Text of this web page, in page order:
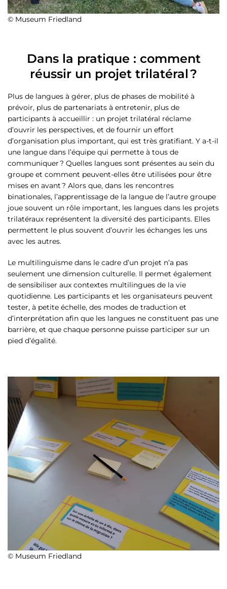
© Museum Friedland
Dans la pratique : comment
réussir un projet trilatéral ?
Plus de langues à gérer, plus de phases de mobilité à
prévoir, plus de partenariats à entretenir, plus de
participants à accueillir : un projet trilatéral réclame
d’ouvrir les perspectives, et de fournir un effort
d’organisation plus important, qui est très gratifiant. Y a-t-il
une langue dans l’équipe qui permette à tous de
communiquer ? Quelles langues sont présentes au sein du
groupe et comment peuvent-elles être utilisées pour être
mises en avant ? Alors que, dans les rencontres
binationales, l’apprentissage de la langue de l’autre groupe
joue souvent un rôle important, les langues dans les projets
trilatéraux représentent la diversité des participants. Elles
permettent le plus souvent d’ouvrir les échanges les uns
avec les autres.
Le multilinguisme dans le cadre d’un projet n’a pas
seulement une dimension culturelle. Il permet également
de sensibiliser aux contextes multilingues de la vie
quotidienne. Les participants et les organisateurs peuvent
tester, à petite échelle, des modes de traduction et
d’interprétation afin que les langues ne constituent pas une
barrière, et que chaque personne puisse participer sur un
pied d’égalité.
© Museum Friedland